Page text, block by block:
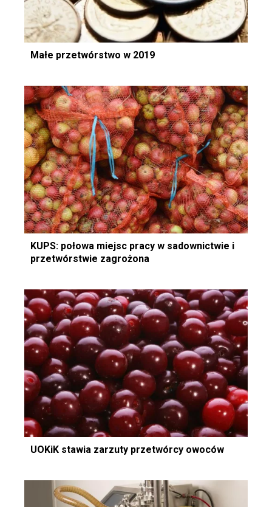
Małe przetwórstwo w 2019
KUPS: połowa miejsc pracy w sadownictwie i
przetwórstwie zagrożona
UOKiK stawia zarzuty przetwórcy owoców